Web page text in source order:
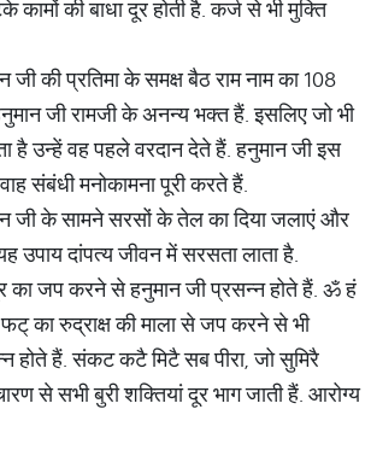
की बाधा दूर होती है. कर्ज से भी मुक्ति
जी की प्रतिमा के समक्ष बैठ राम नाम का 108
जी रामजी के अनन्य भक्त हैं. इसलिए जो भी
है उन्हें वह पहले वरदान देते हैं. हनुमान जी इस
संबंधी मनोकामना पूरी करते हैं.
जी के सामने सरसों के तेल का दिया जलाएं और
उपाय दांपत्य जीवन में सरसता लाता है.
जप करने से हनुमान जी प्रसन्न होते हैं. ॐ हं
का रुद्राक्ष की माला से जप करने से भी
होते हैं. संकट कटै मिटै सब पीरा, जो सुमिरै
से सभी बुरी शक्तियां दूर भाग जाती हैं. आरोग्य